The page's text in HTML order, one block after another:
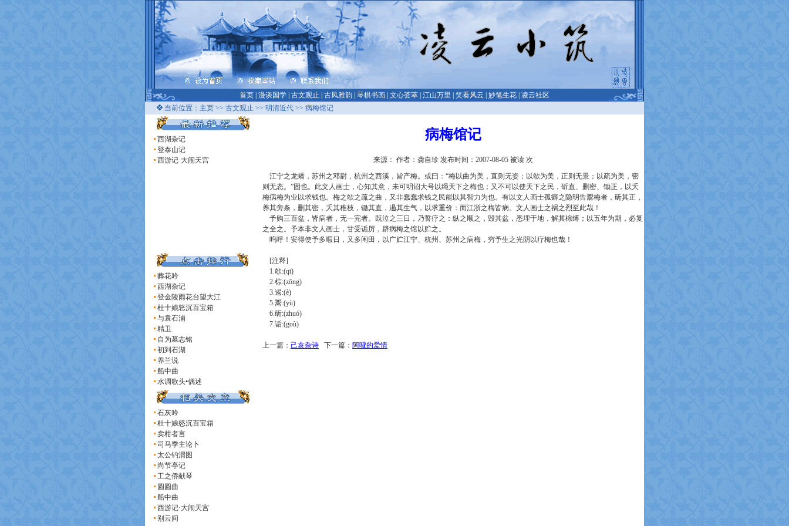
首页 漫谈国学 古文观止 古风雅韵 琴棋书画 文心荟萃 江山万里 笑看风云 妙笔生花 凌云社区
当前位置： 主页 >> 古文观止 >> 明清近代 >> 病梅馆记
西湖杂记
登泰山记
西游记·大闹天宫
葬花吟
西湖杂记
登金陵雨花台望大江
杜十娘怒沉百宝箱
与袁石浦
精卫
自为墓志铭
初到石湖
养兰说
船中曲
水调歌头•偶述
石灰吟
杜十娘怒沉百宝箱
卖柑者言
司马季主论卜
太公钓渭图
尚节亭记
工之侨献琴
圆圆曲
船中曲
西游记·大闹天宫
别云间
病梅馆记
来源： 作者：龚自珍 发布时间：2007-08-05 被读 次
江宁之龙蟠，苏州之邓尉，杭州之西溪，皆产梅。或曰：“梅以曲为美，直则无姿；以欹为美，正则无景；以疏为美，密
则无态。”固也。此文人画士，心知其意，未可明诏大号以绳天下之梅也；又不可以使天下之民，斫直、删密、锄正，以夭
梅病梅为业以求钱也。梅之欹之疏之曲，又非蠢蠢求钱之民能以其智力为也。有以文人画士孤癖之隐明告鬻梅者，斫其正，
养其旁条，删其密，夭其稚枝，锄其直，遏其生气，以求重价：而江浙之梅皆病。文人画士之祸之烈至此哉！
予购三百盆，皆病者，无一完者。既泣之三日，乃誓疗之：纵之顺之，毁其盆，悉埋于地，解其棕缚；以五年为期，必复
之全之。予本非文人画士，甘受诟厉，辟病梅之馆以贮之。
呜呼！安得使予多暇日，又多闲田，以广贮江宁、杭州、苏州之病梅，穷予生之光阴以疗梅也哉！
[注释]
1.欹:(qī)
2.棕:(zōng)
3.遏:(è)
5.鬻:(yù)
6.斫:(zhuó)
7.诟:(goù)
上一篇： 己亥杂诗 下一篇： 阿哑的爱情